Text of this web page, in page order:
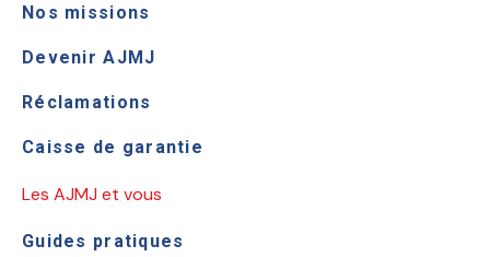
Nos missions
Devenir AJMJ
Réclamations
Caisse de garantie
Les AJMJ et vous
Guides pratiques